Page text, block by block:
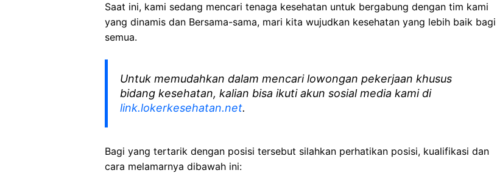
Saat ini, kami sedang mencari tenaga kesehatan untuk bergabung dengan tim kami
yang dinamis dan Bersama-sama, mari kita wujudkan kesehatan yang lebih baik bagi
semua.
Untuk memudahkan dalam mencari lowongan pekerjaan khusus
bidang kesehatan, kalian bisa ikuti akun sosial media kami di
link.lokerkesehatan.net.
Bagi yang tertarik dengan posisi tersebut silahkan perhatikan posisi, kualifikasi dan
cara melamarnya dibawah ini: